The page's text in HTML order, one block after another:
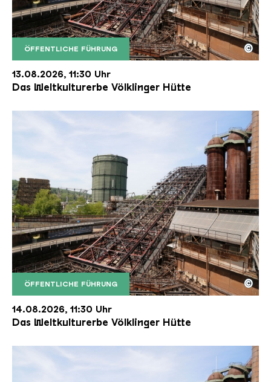
ÖFFENTLICHE FÜHRUNG
Der Erzschrägaufzug der Völklinger Hütte mit
Copyright: Weltkulturerbe Völklinger Hütte | Karl
©
13.08.2026, 11:30 Uhr
Das Weltkulturerbe Völklinger Hütte
ÖFFENTLICHE FÜHRUNG
Der Erzschrägaufzug der Völklinger Hütte mit
Copyright: Weltkulturerbe Völklinger Hütte | Karl
©
14.08.2026, 11:30 Uhr
Das Weltkulturerbe Völklinger Hütte